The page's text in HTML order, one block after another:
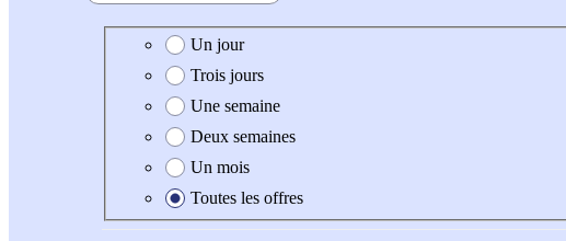
Date de création de l'offre
Un jour
Trois jours
Une semaine
Deux semaines
Un mois
Toutes les offres